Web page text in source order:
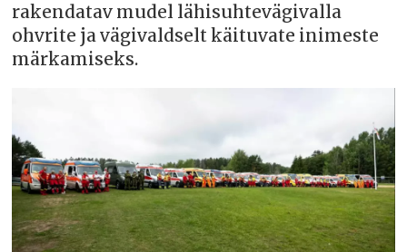
rakendatav mudel lähisuhtevägivalla
ohvrite ja vägivaldselt käituvate inimeste
märkamiseks.